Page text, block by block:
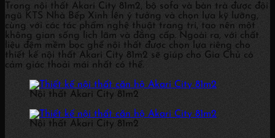
Trong nội thất Akari City 81m2, bộ sofa và bàn trà được đội
ngũ KTS Nhà Bếp Xinh lên ý tưởng và chọn lựa kỹ lưỡng,
cùng với các tác phẩm nghệ thuật trang trí, tạo nên một
không gian sống lịch lãm và đẳng cấp. Ngoài ra, với chất
liệu đệm mềm bọc ghế nội thất được chọn lựa riêng cho
thiết kế nội thất Akari City 81m2 sẽ giúp cho Gia Chủ có
cảm giác thoải mái nhất có thể.
Nội thất Akari City 81m2
Nội thất Akari City 81m2